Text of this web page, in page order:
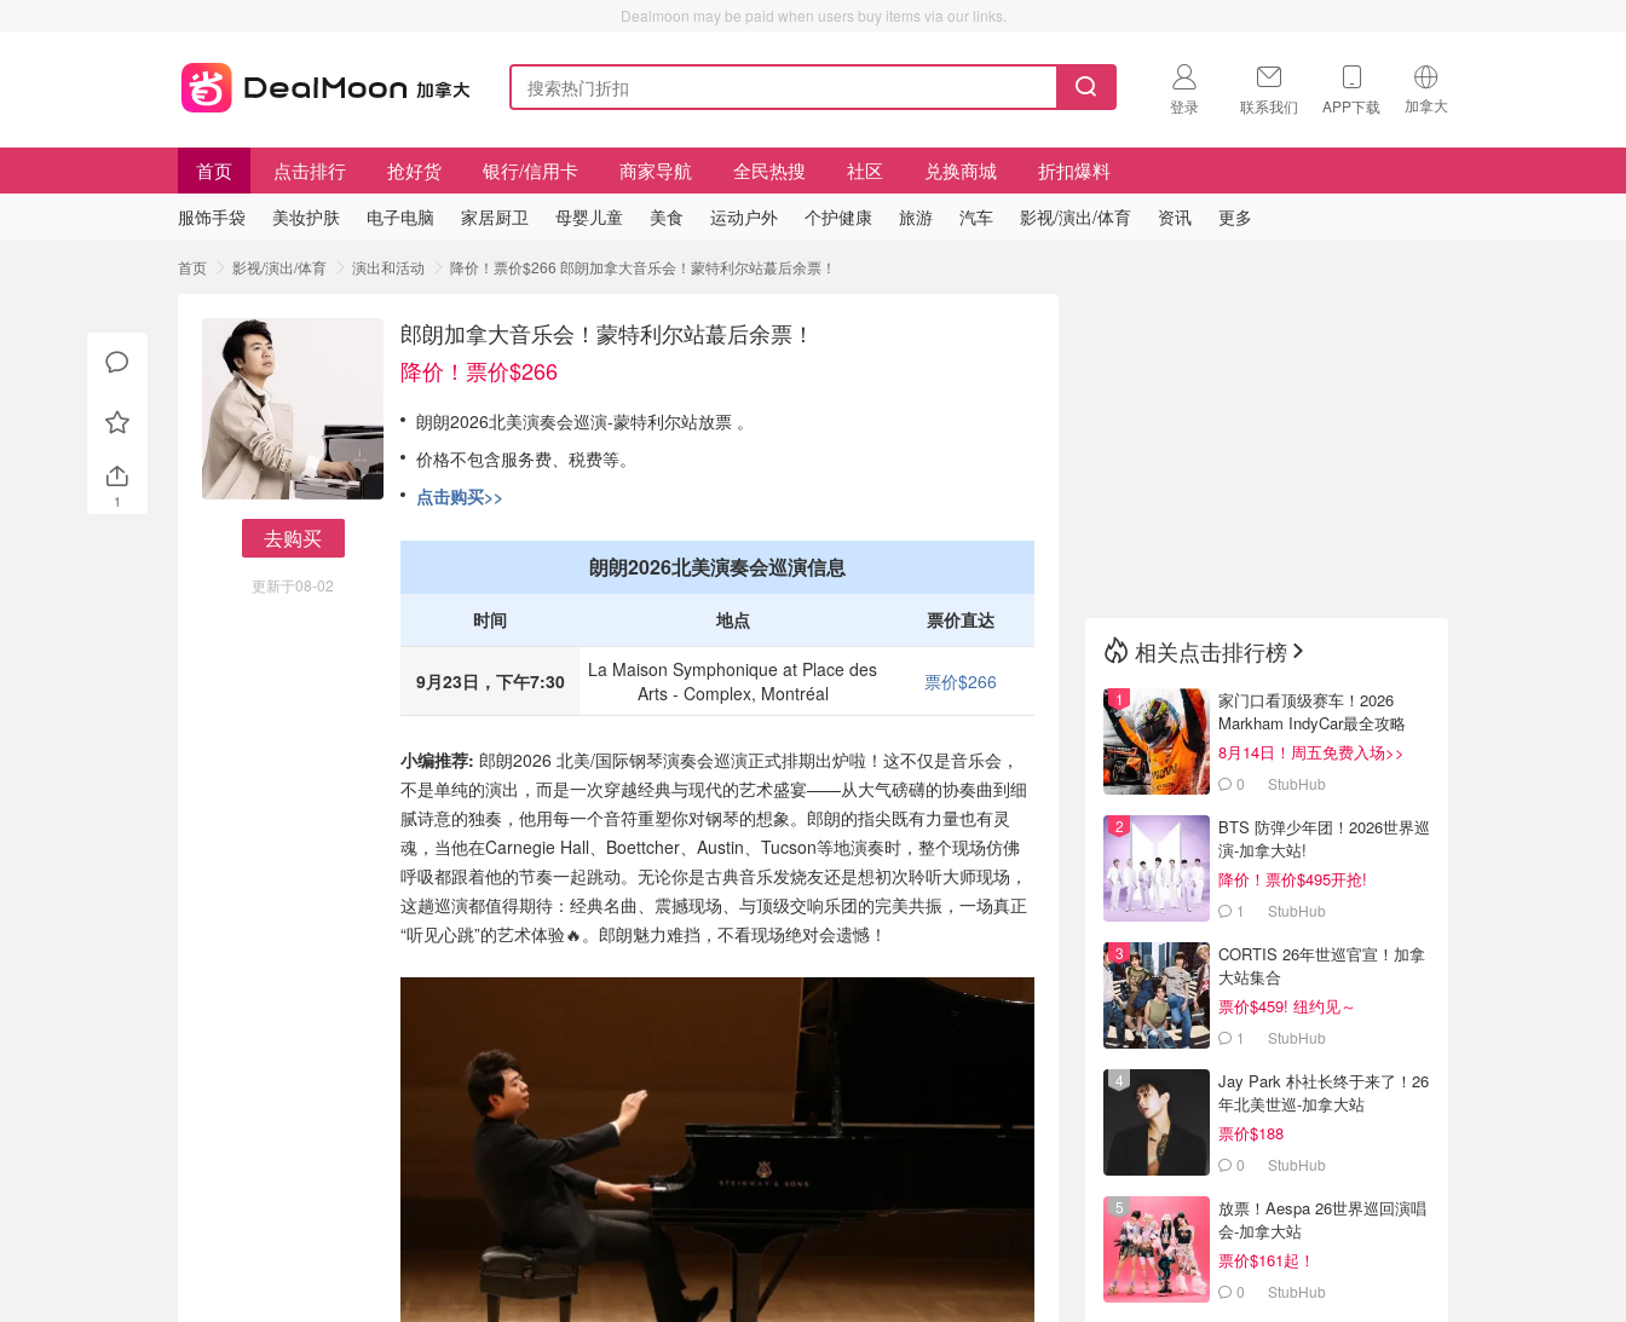
Dealmoon may be paid when users buy items via our links.
登录 联系我们 APP下载 加拿大
🇺🇸
首页 点击排行 抢好货 银行/信用卡 商家导航 全民热搜 社区 兑换商城 折扣爆料
服饰手袋 美妆护肤 电子电脑 家居厨卫 母婴儿童 美食 运动户外 个护健康 旅游 汽车 影视/演出/体育 资讯 更多
首页 影视/演出/体育 演出和活动 降价！票价$266 郎朗加拿大音乐会！蒙特利尔站蕞后余票！
去购买
更新于08-02
郎朗加拿大音乐会！蒙特利尔站蕞后余票！
降价！票价$266
朗朗2026北美演奏会巡演-蒙特利尔站放票 。
价格不包含服务费、税费等。
点击购买>>
朗朗2026北美演奏会巡演信息
时间 地点 票价直达
9月23日，下午7:30
La Maison Symphonique at Place des
Arts - Complex, Montréal
票价$266
小编推荐: 郎朗2026 北美/国际钢琴演奏会巡演正式排期出炉啦！这不仅是音乐会，
不是单纯的演出，而是一次穿越经典与现代的艺术盛宴——从大气磅礴的协奏曲到细
腻诗意的独奏，他用每一个音符重塑你对钢琴的想象。郎朗的指尖既有力量也有灵
魂，当他在Carnegie Hall、Boettcher、Austin、Tucson等地演奏时，整个现场仿佛
呼吸都跟着他的节奏一起跳动。无论你是古典音乐发烧友还是想初次聆听大师现场，
这趟巡演都值得期待：经典名曲、震撼现场、与顶级交响乐团的完美共振，一场真正
“听见心跳”的艺术体验🔥。郎朗魅力难挡，不看现场绝对会遗憾！
1
相关点击排行榜
家门口看顶级赛车！2026
Markham IndyCar最全攻略
8月14日！周五免费入场>>
0 StubHub
BTS 防弹少年团！2026世界巡
演-加拿大站!
降价！票价$495开抢!
1 StubHub
CORTIS 26年世巡官宣！加拿
大站集合
票价$459! 纽约见～
1 StubHub
Jay Park 朴社长终于来了！26
年北美世巡-加拿大站
票价$188
0 StubHub
放票！Aespa 26世界巡回演唱
会-加拿大站
票价$161起！
0 StubHub